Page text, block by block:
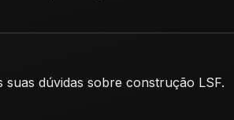
dúvidas sobre construção LSF.